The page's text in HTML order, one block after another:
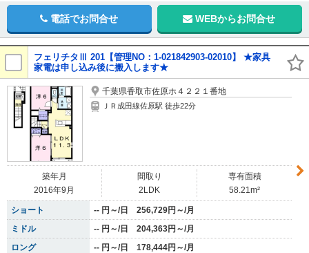
電話でお問合せ WEBからお問合せ
フェリチタⅢ 201【管理NO：1-021842903-02010】 ★家具
家電は申し込み後に搬入します★
千葉県香取市佐原ホ４２２１番地
ＪＲ成田線佐原駅 徒歩22分
築年月
2016年9月
間取り
2LDK
専有面積
58.21m²
ショート
-- 円～/日 256,729円～/月
ミドル
-- 円～/日 204,363円～/月
ロング
-- 円～/日 178,444円～/月